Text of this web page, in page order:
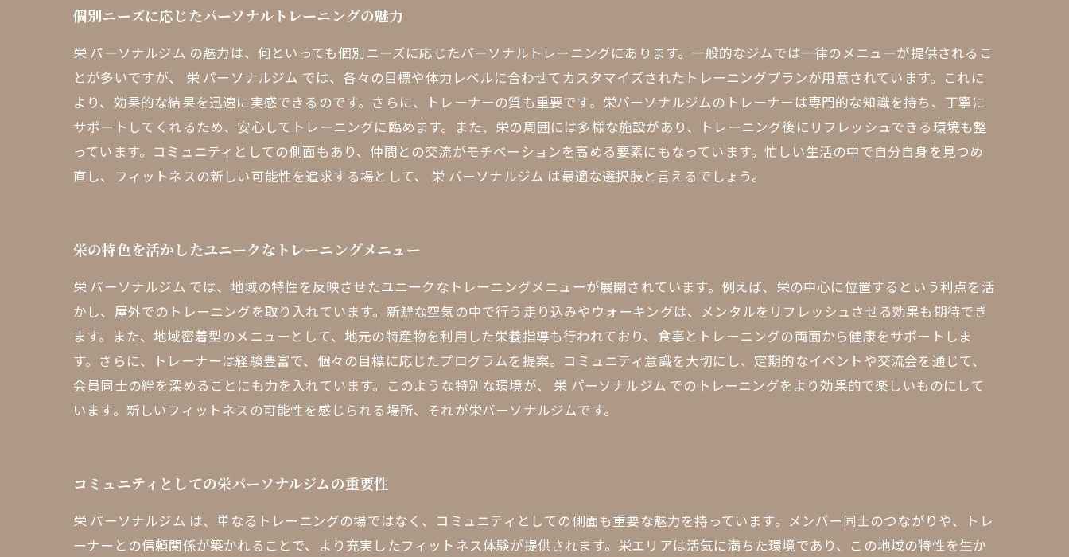
個別ニーズに応じたパーソナルトレーニングの魅力
栄 パーソナルジム の魅力は、何といっても個別ニーズに応じたパーソナルトレーニングにあります。一般的なジムでは一律のメニューが提供されるこ
とが多いですが、 栄 パーソナルジム では、各々の目標や体力レベルに合わせてカスタマイズされたトレーニングプランが用意されています。これに
より、効果的な結果を迅速に実感できるのです。さらに、トレーナーの質も重要です。栄パーソナルジムのトレーナーは専門的な知識を持ち、丁寧に
サポートしてくれるため、安心してトレーニングに臨めます。また、栄の周囲には多様な施設があり、トレーニング後にリフレッシュできる環境も整
っています。コミュニティとしての側面もあり、仲間との交流がモチベーションを高める要素にもなっています。忙しい生活の中で自分自身を見つめ
直し、フィットネスの新しい可能性を追求する場として、 栄 パーソナルジム は最適な選択肢と言えるでしょう。
栄の特色を活かしたユニークなトレーニングメニュー
栄 パーソナルジム では、地域の特性を反映させたユニークなトレーニングメニューが展開されています。例えば、栄の中心に位置するという利点を活
かし、屋外でのトレーニングを取り入れています。新鮮な空気の中で行う走り込みやウォーキングは、メンタルをリフレッシュさせる効果も期待でき
ます。また、地域密着型のメニューとして、地元の特産物を利用した栄養指導も行われており、食事とトレーニングの両面から健康をサポートしま
す。さらに、トレーナーは経験豊富で、個々の目標に応じたプログラムを提案。コミュニティ意識を大切にし、定期的なイベントや交流会を通じて、
会員同士の絆を深めることにも力を入れています。このような特別な環境が、 栄 パーソナルジム でのトレーニングをより効果的で楽しいものにして
います。新しいフィットネスの可能性を感じられる場所、それが栄パーソナルジムです。
コミュニティとしての栄パーソナルジムの重要性
栄 パーソナルジム は、単なるトレーニングの場ではなく、コミュニティとしての側面も重要な魅力を持っています。メンバー同士のつながりや、トレ
ーナーとの信頼関係が築かれることで、より充実したフィットネス体験が提供されます。栄エリアは活気に満ちた環境であり、この地域の特性を生か